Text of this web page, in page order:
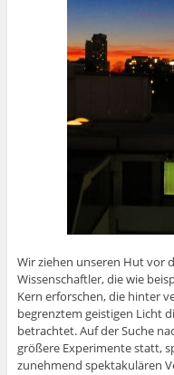
Wir ziehen unseren Hut vor
Wissenschaftler, die wie
Kern erforschen, die hinter
begrenztem geistigen Licht
betrachtet. Auf der Suche
größere Experimente statt,
zunehmend spektakulären